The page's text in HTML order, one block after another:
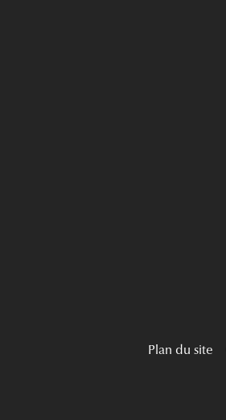
Plan du site